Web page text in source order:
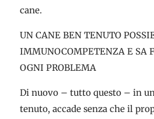
cane.
UN CANE BEN TENUTO
IMMUNOCOMPETENZA E SA
OGNI PROBLEMA
Di nuovo – tutto questo – in un
tenuto, accade senza che il